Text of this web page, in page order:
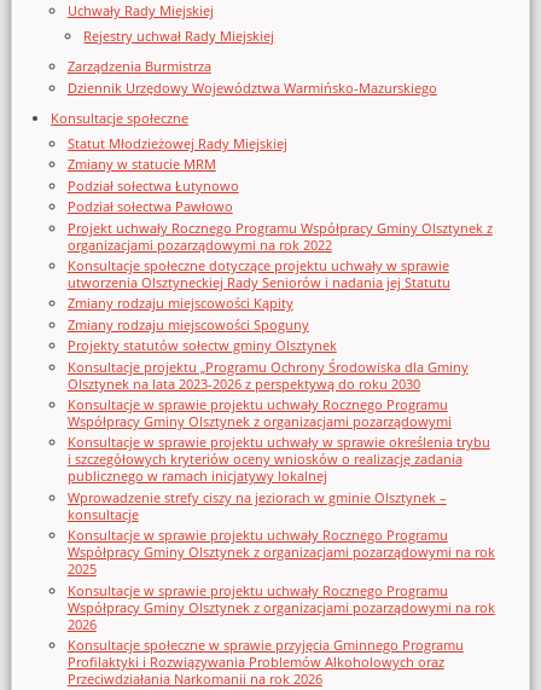
Uchwały Rady Miejskiej
Rejestry uchwał Rady Miejskiej
Zarządzenia Burmistrza
Dziennik Urzędowy Województwa Warmińsko-Mazurskiego
Konsultacje społeczne
Statut Młodzieżowej Rady Miejskiej
Zmiany w statucie MRM
Podział sołectwa Łutynowo
Podział sołectwa Pawłowo
Projekt uchwały Rocznego Programu Współpracy Gminy Olsztynek z
organizacjami pozarządowymi na rok 2022
Konsultacje społeczne dotyczące projektu uchwały w sprawie
utworzenia Olsztyneckiej Rady Seniorów i nadania jej Statutu
Zmiany rodzaju miejscowości Kąpity
Zmiany rodzaju miejscowości Spoguny
Projekty statutów sołectw gminy Olsztynek
Konsultacje projektu „Programu Ochrony Środowiska dla Gminy
Olsztynek na lata 2023-2026 z perspektywą do roku 2030
Konsultacje w sprawie projektu uchwały Rocznego Programu
Współpracy Gminy Olsztynek z organizacjami pozarządowymi
Konsultacje w sprawie projektu uchwały w sprawie określenia trybu
i szczegółowych kryteriów oceny wniosków o realizację zadania
publicznego w ramach inicjatywy lokalnej
Wprowadzenie strefy ciszy na jeziorach w gminie Olsztynek –
konsultacje
Konsultacje w sprawie projektu uchwały Rocznego Programu
Współpracy Gminy Olsztynek z organizacjami pozarządowymi na rok
2025
Konsultacje w sprawie projektu uchwały Rocznego Programu
Współpracy Gminy Olsztynek z organizacjami pozarządowymi na rok
2026
Konsultacje społeczne w sprawie przyjęcia Gminnego Programu
Profilaktyki i Rozwiązywania Problemów Alkoholowych oraz
Przeciwdziałania Narkomanii na rok 2026